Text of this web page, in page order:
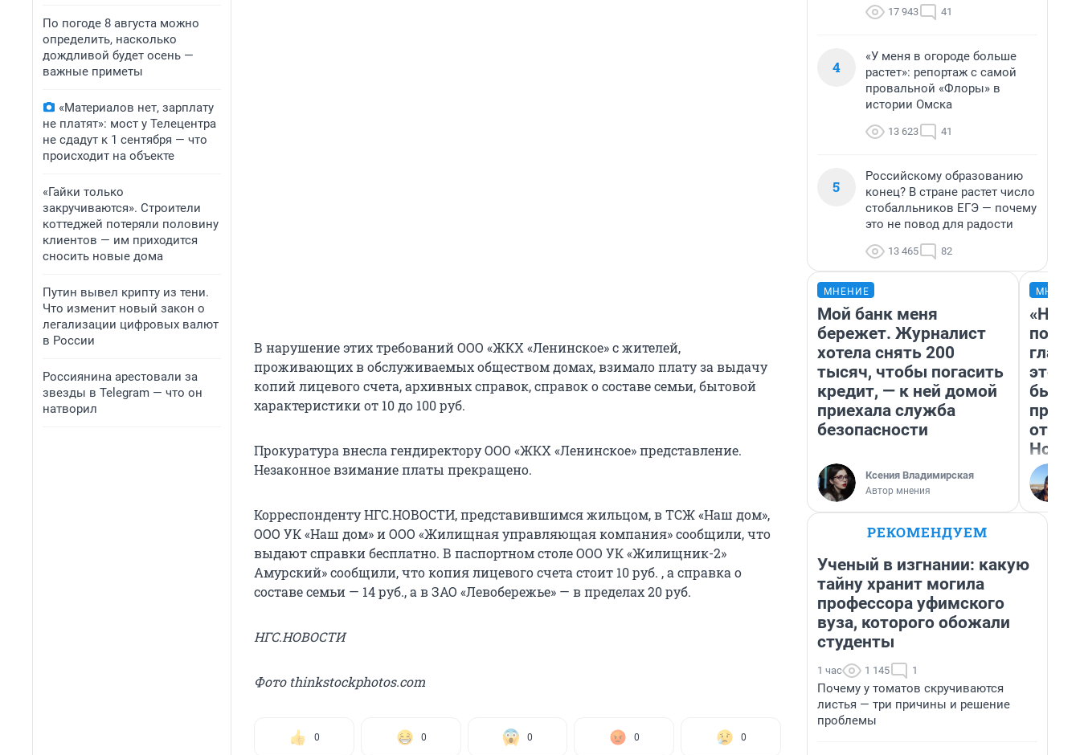
По погоде 8 августа можно
определить, насколько
дождливой будет осень —
важные приметы
«Материалов нет, зарплату
не платят»: мост у Телецентра
не сдадут к 1 сентября — что
происходит на объекте
«Гайки только
закручиваются». Строители
коттеджей потеряли половину
клиентов — им приходится
сносить новые дома
Путин вывел крипту из тени.
Что изменит новый закон о
легализации цифровых валют
в России
Россиянина арестовали за
звезды в Telegram — что он
натворил
В нарушение этих требований ООО «ЖКХ «Ленинское» с жителей,
проживающих в обслуживаемых обществом домах, взимало плату за выдачу
копий лицевого счета, архивных справок, справок о составе семьи, бытовой
характеристики от 10 до 100 руб.
Прокуратура внесла гендиректору ООО «ЖКХ «Ленинское» представление.
Незаконное взимание платы прекращено.
Корреспонденту НГС.НОВОСТИ, представившимся жильцом, в ТСЖ «Наш дом»,
ООО УК «Наш дом» и ООО «Жилищная управляющая компания» сообщили, что
выдают справки бесплатно. В паспортном столе ООО УК «Жилищник-2»
Амурский» сообщили, что копия лицевого счета стоит 10 руб. , а справка о
составе семьи — 14 руб., а в ЗАО «Левобережье» — в пределах 20 руб.
НГС.НОВОСТИ
Фото thinkstockphotos.com
0 0 0 0 0
17 943 41
4
«У меня в огороде больше
растет»: репортаж с самой
провальной «Флоры» в
истории Омска
13 623 41
5
Российскому образованию
конец? В стране растет число
стобалльников ЕГЭ — почему
это не повод для радости
13 465 82
МНЕНИЕ
Мой банк меня
бережет. Журналист
хотела снять 200
тысяч, чтобы погасить
кредит, — к ней домой
приехала служба
безопасности
Ксения Владимирская
Автор мнения
этого
бьет
РЕКОМЕНДУЕМ
Ученый в изгнании: какую
тайну хранит могила
профессора уфимского
вуза, которого обожали
студенты
1 час 1 145 1
Почему у томатов скручиваются
листья — три причины и решение
проблемы